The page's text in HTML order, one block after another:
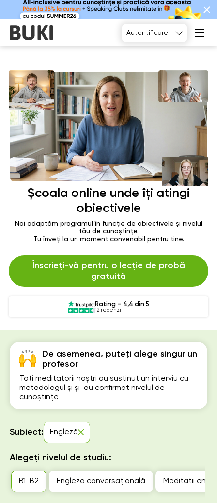
Autentificare
De asemenea, puteți alege singur un
profesor
Toți meditatorii noștri au susținut un interviu cu
metodologul și și-au confirmat nivelul de
cunoștințe
Subiect: Engleză
Alegeți nivelul de studiu:
B1-B2 Engleza conversațională Meditatii
Școala online unde îți atingi
obiectivele
Noi adaptăm programul în funcție de obiectivele și nivelul
tău de cunoștințe.
Tu înveți la un moment convenabil pentru tine.
Înscrieți-vă pentru o lecție de probă
gratuită
Rating – 4,4 din 5
12 recenzii
Alegeți